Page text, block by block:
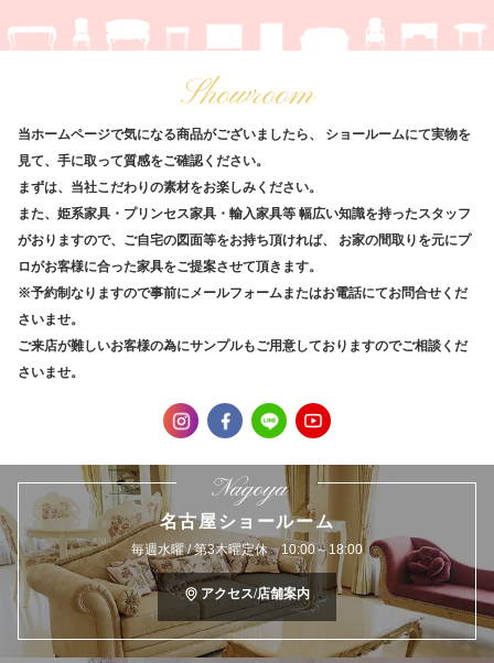
Showroom
当ホームページで気になる商品がございましたら、
ショールームにて実物を
見て、手に取って質感をご確認ください。
まずは、当社こだわりの素材をお楽しみください。
また、姫系家具・プリンセス家具・輸入家具等 幅広い知識を持ったスタッフ
がおりますので、ご自宅の図面等をお持ち頂ければ、
お家の間取りを元にプ
ロがお客様に合った家具をご提案させて頂きます。
※予約制なりますので事前にメールフォームまたはお電話にてお問合せくだ
さいませ。
ご来店が難しいお客様の為にサンプルもご用意しておりますのでご相談くだ
さいませ。
Nagoya
名古屋ショールーム
毎週水曜 / 第3木曜定休 10:00～18:00
アクセス/店舗案内